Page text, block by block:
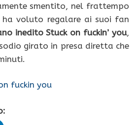
smentito, nel frattempo
ha voluto regalare ai suoi fan
inedito Stuck on fuckin’ you,
girato in presa diretta che
fuckin you